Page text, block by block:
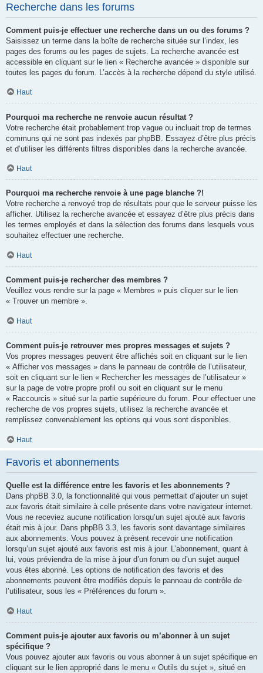
Recherche dans les forums
Comment puis-je effectuer une recherche dans un ou des forums ?
Saisissez un terme dans la boîte de recherche située sur l’index, les
pages des forums ou les pages de sujets. La recherche avancée est
accessible en cliquant sur le lien « Recherche avancée » disponible sur
toutes les pages du forum. L’accès à la recherche dépend du style utilisé.
Haut
Pourquoi ma recherche ne renvoie aucun résultat ?
Votre recherche était probablement trop vague ou incluait trop de termes
communs qui ne sont pas indexés par phpBB. Essayez d’être plus précis
et d’utiliser les différents filtres disponibles dans la recherche avancée.
Haut
Pourquoi ma recherche renvoie à une page blanche ?!
Votre recherche a renvoyé trop de résultats pour que le serveur puisse les
afficher. Utilisez la recherche avancée et essayez d’être plus précis dans
les termes employés et dans la sélection des forums dans lesquels vous
souhaitez effectuer une recherche.
Haut
Comment puis-je rechercher des membres ?
Veuillez vous rendre sur la page « Membres » puis cliquer sur le lien
« Trouver un membre ».
Haut
Comment puis-je retrouver mes propres messages et sujets ?
Vos propres messages peuvent être affichés soit en cliquant sur le lien
« Afficher vos messages » dans le panneau de contrôle de l’utilisateur,
soit en cliquant sur le lien « Rechercher les messages de l’utilisateur »
sur la page de votre propre profil ou soit en cliquant sur le menu
« Raccourcis » situé sur la partie supérieure du forum. Pour effectuer une
recherche de vos propres sujets, utilisez la recherche avancée et
remplissez convenablement les options qui vous sont disponibles.
Haut
Favoris et abonnements
Quelle est la différence entre les favoris et les abonnements ?
Dans phpBB 3.0, la fonctionnalité qui vous permettait d’ajouter un sujet
aux favoris était similaire à celle présente dans votre navigateur internet.
Vous ne receviez aucune notification lorsqu’un sujet ajouté aux favoris
était mis à jour. Dans phpBB 3.3, les favoris sont davantage similaires
aux abonnements. Vous pouvez à présent recevoir une notification
lorsqu’un sujet ajouté aux favoris est mis à jour. L’abonnement, quant à
lui, vous préviendra de la mise à jour d’un forum ou d’un sujet auquel
vous êtes abonné. Les options de notification des favoris et des
abonnements peuvent être modifiés depuis le panneau de contrôle de
l’utilisateur, sous les « Préférences du forum ».
Haut
Comment puis-je ajouter aux favoris ou m’abonner à un sujet
spécifique ?
Vous pouvez ajouter aux favoris ou vous abonner à un sujet spécifique en
cliquant sur le lien approprié dans le menu « Outils du sujet », situé en